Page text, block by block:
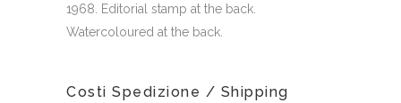
1968. Editorial stamp at the back.
Watercoloured at the back.
Costi Spedizione / Shipping